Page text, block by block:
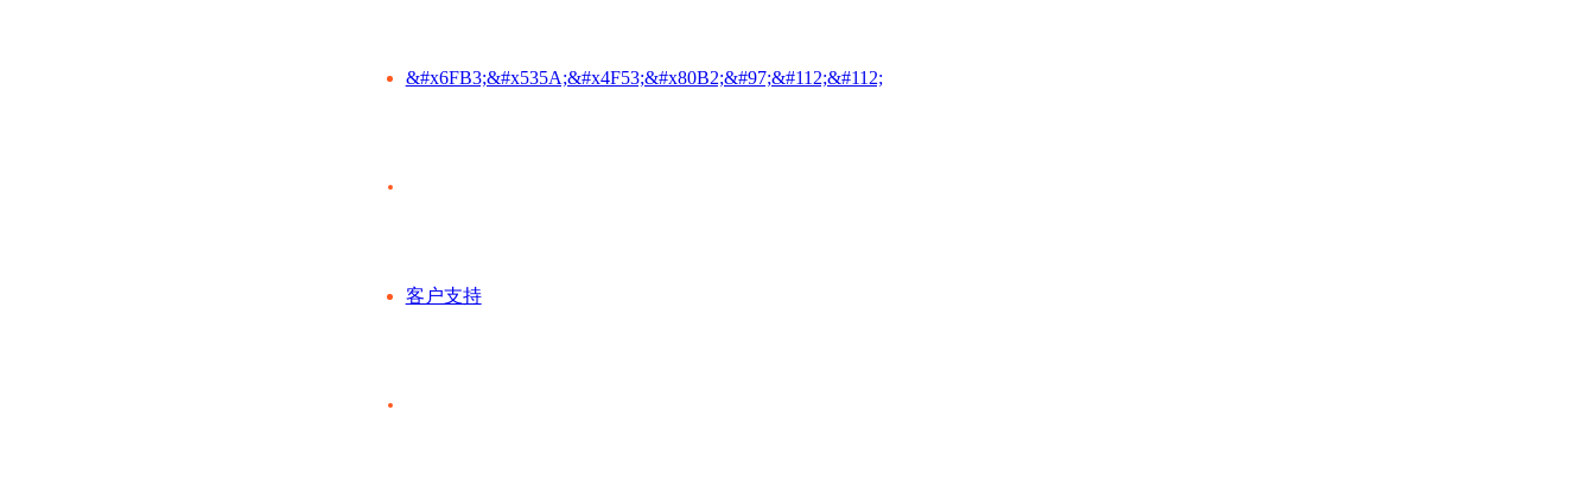
&#x6FB3;&#x535A;&#x4F53;&#x80B2;&#97;&#112;&#112;
客户支持